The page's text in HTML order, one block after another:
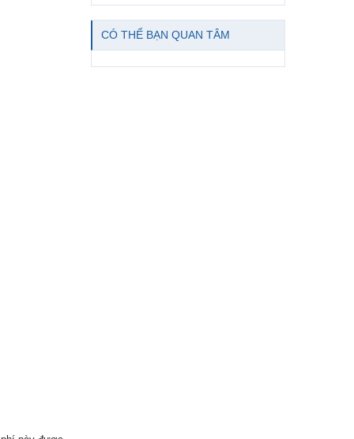
CÓ THỂ BẠN QUAN TÂM